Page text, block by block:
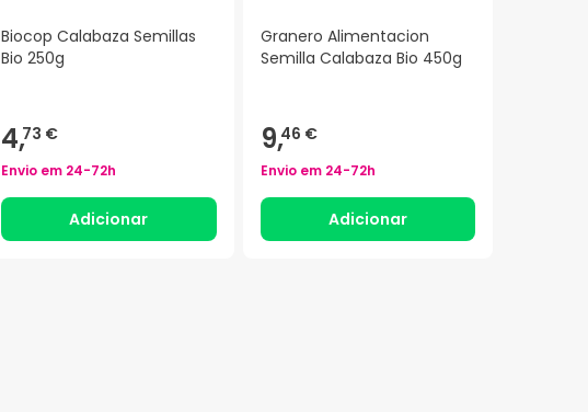
Biocop Calabaza Semillas
Bio 250g
4,73 €
Envio em 24-72h
Adicionar
Granero Alimentacion
Semilla Calabaza Bio 450g
9,46 €
Envio em 24-72h
Adicionar